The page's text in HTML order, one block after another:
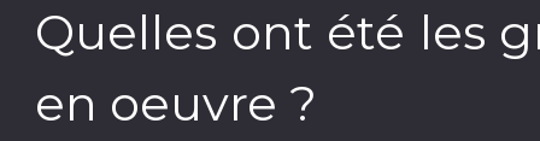
Quelles ont été les
en oeuvre ?